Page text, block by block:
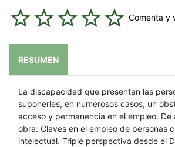
Comenta y
RESUMEN
La discapacidad que presentan las
suponerles, en numerosos casos, un
acceso y permanencia en el empleo. De
obra: Claves en el empleo de personas
intelectual. Triple perspectiva desde el